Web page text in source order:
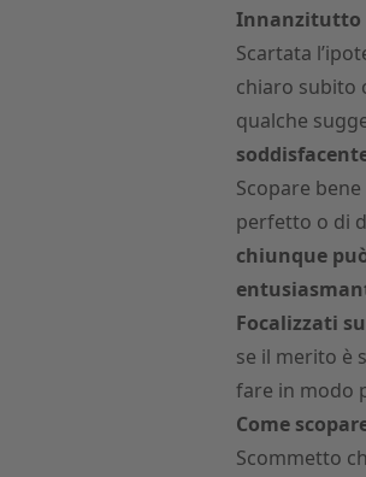
Innanzitutto
Scartata
chiaro subito
qualche
Scopare
perfetto o di
chiunque
Focalizzati
se il merito è
fare in modo
Come
Scommetto